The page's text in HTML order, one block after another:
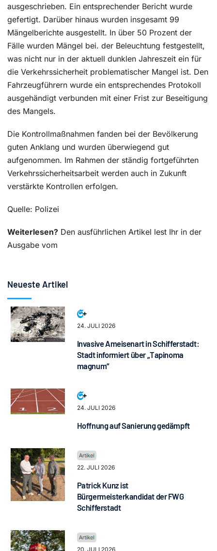
ausgeschrieben. Ein entsprechender Bericht wurde
gefertigt. Darüber hinaus wurden insgesamt 99
Mängelberichte ausgestellt. In über 50 Prozent der
Fälle wurden Mängel bei. der Beleuchtung festgestellt,
was nicht nur in der aktuell dunklen Jahreszeit ein für
die Verkehrssicherheit problematischer Mangel ist. Den
Fahrzeugführern wurde ein entsprechendes Protokoll
ausgehändigt verbunden mit einer Frist zur Beseitigung
des Mangels.
Die Kontrollmaßnahmen fanden bei der Bevölkerung
guten Anklang und wurden überwiegend gut
aufgenommen. Im Rahmen der ständig fortgeführten
Verkehrssicherheitsarbeit werden auch in Zukunft
verstärkte Kontrollen erfolgen.
Quelle: Polizei
Weiterlesen? Den ausführlichen Artikel lest Ihr in der
Ausgabe vom
Neueste Artikel
24. JULI 2026
Invasive Ameisenart in Schifferstadt:
Stadt informiert über „Tapinoma
magnum“
24. JULI 2026
Hoffnung auf Sanierung gedämpft
22. JULI 2026
Patrick Kunz ist
Bürgermeisterkandidat der FWG
Schifferstadt
20. JULI 2026